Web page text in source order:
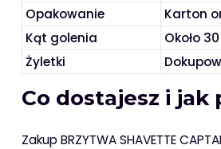
Opakowanie
Karton
Kąt golenia
Około
Żyletki
Co dostajesz i
Zakup BRZYTWA SHAVETTE